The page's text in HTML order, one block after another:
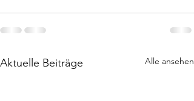
Aktuelle Beiträge Alle ansehen